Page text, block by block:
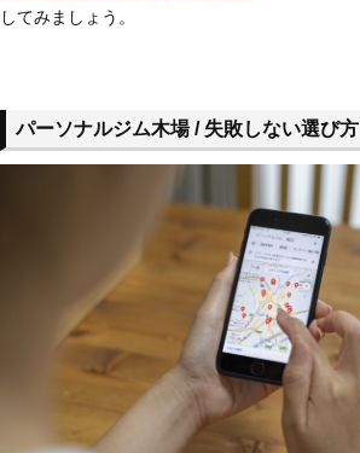
してみましょう。
パーソナルジム木場 / 失敗しない選び方